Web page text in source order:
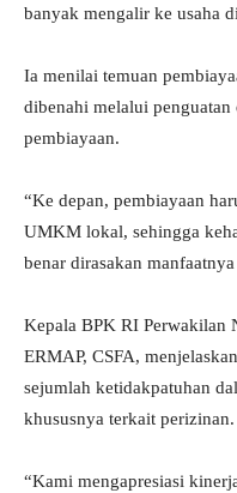
banyak mengalir ke usaha
Ia menilai temuan
dibenahi melalui penguatan
pembiayaan.
“Ke depan, pembiayaan
UMKM lokal, sehingga
benar dirasakan
Kepala BPK RI Perwakilan
ERMAP, CSFA,
sejumlah ketidakpatuhan
khususnya terkait perizinan.
“Kami mengapresiasi